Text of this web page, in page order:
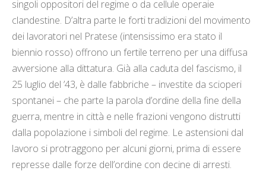
singoli oppositori del regime o da cellule operaie
clandestine. D’altra parte le forti tradizioni del movimento
dei lavoratori nel Pratese (intensissimo era stato il
biennio rosso) offrono un fertile terreno per una diffusa
avversione alla dittatura. Già alla caduta del fascismo, il
25 luglio del ’43, è dalle fabbriche – investite da scioperi
spontanei – che parte la parola d’ordine della fine della
guerra, mentre in città e nelle frazioni vengono distrutti
dalla popolazione i simboli del regime. Le astensioni dal
lavoro si protraggono per alcuni giorni, prima di essere
represse dalle forze dell’ordine con decine di arresti.